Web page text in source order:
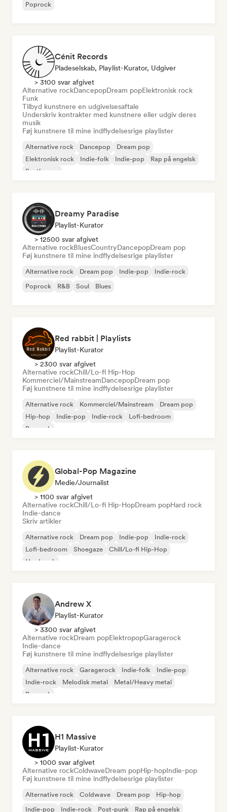
Poprock
Cénit Records
Pladeselskab, Playlist-Kurator, Udgiver
> 3100 svar afgivet
Alternative rockDancepopDream popElektronisk rock
Funk
Tilbyd kunstnere en udgivelsesaftale
Underskriv kontrakter med kunstnere eller udgiv deres
musik
Føj kunstnere til mine indflydelsesrige playlister
Alternative rock Dancepop
Dream pop
Elektronisk rock
Indie-folk Indie-pop
Rap på engelsk
Synthwave
Dreamy Paradise
Playlist-Kurator
> 12500 svar afgivet
Alternative rockBluesCountryDancepopDream pop
Føj kunstnere til mine indflydelsesrige playlister
Alternative rock Dream pop Indie-pop
Indie-rock
Poprock
R&B Soul Blues
Red rabbit | Playlists
Playlist-Kurator
> 2300 svar afgivet
Alternative rockChill/Lo-fi Hip-Hop
Kommerciel/MainstreamDancepopDream pop
Føj kunstnere til mine indflydelsesrige playlister
Alternative rock Kommerciel/Mainstream
Dream pop
Hip-hop
Indie-pop Indie-rock
Lofi-bedroom
Poprock
Global-Pop Magazine
Medie/journalist
> 1100 svar afgivet
Alternative rockChill/Lo-fi Hip-HopDream popHard rock
Indie-dance
Skriv artikler
Alternative rock Dream pop Indie-pop
Indie-rock
Lofi-bedroom
Shoegaze
Chill/Lo-fi Hip-Hop
Hard rock
Andrew X
Playlist-Kurator
> 3300 svar afgivet
Alternative rockDream popElektropopGaragerock
Indie-dance
Føj kunstnere til mine indflydelsesrige playlister
Alternative rock Garagerock Indie-folk
Indie-pop
Indie-rock
Melodisk metal
Metal/Heavy metal
Poprock
H1 Massive
Playlist-Kurator
> 1000 svar afgivet
Alternative rockColdwaveDream popHip-hopIndie-pop
Føj kunstnere til mine indflydelsesrige playlister
Alternative rock Coldwave Dream pop
Hip-hop
Indie-pop
Indie-rock Post-punk Rap på engelsk